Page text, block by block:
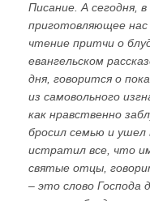
Писание. А сегодня,
приготовляющее
чтение притчи о
евангельском
дня, говорится о
из самовольного
как нравственно
бросил семью и
истратил все, что
святые отцы,
– это слово Господа